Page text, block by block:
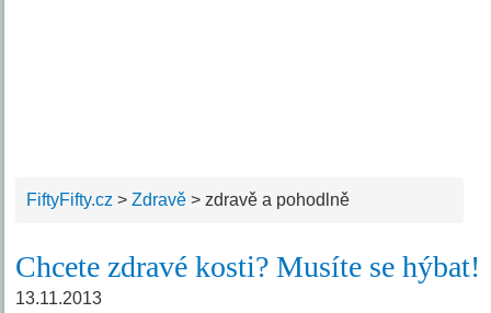
FiftyFifty.cz >Zdravě > zdravě a pohodlně
Chcete zdravé kosti? Musíte se hýbat!
13.11.2013